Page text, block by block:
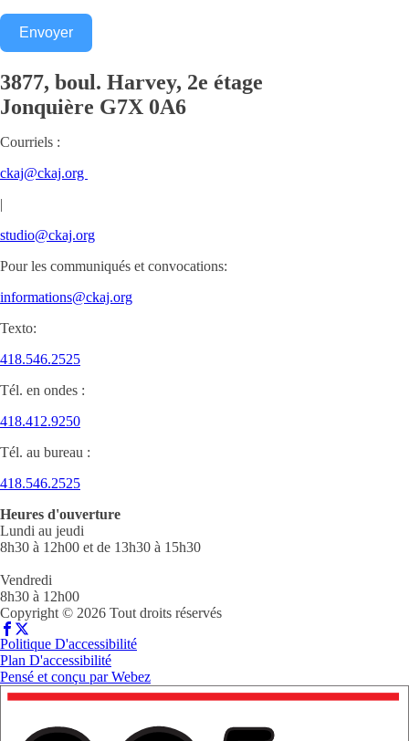
Envoyer
3877, boul. Harvey, 2e étage
Jonquière G7X 0A6
Courriels :
ckaj@ckaj.org
|
studio@ckaj.org
Pour les communiqués et convocations:
informations@ckaj.org
Texto:
418.546.2525
Tél. en ondes :
418.412.9250
Tél. au bureau :
418.546.2525
Heures d'ouverture
Lundi au jeudi
8h30 à 12h00 et de 13h30 à 15h30
Vendredi
8h30 à 12h00
Copyright © 2026 Tout droits réservés
Politique D'accessibilité
Plan D'accessibilité
Pensé et conçu parWebez